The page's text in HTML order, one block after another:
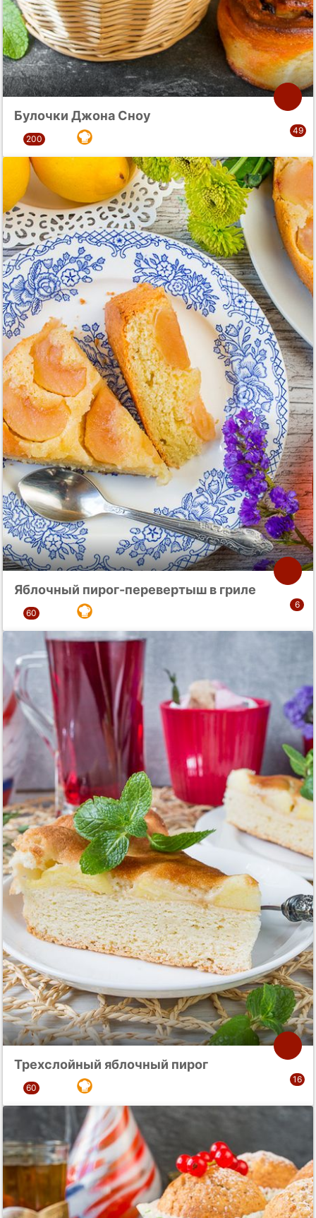
Булочки Джона Сноу
Яблочный пирог-перевертыш в гриле
Трехслойный яблочный пирог